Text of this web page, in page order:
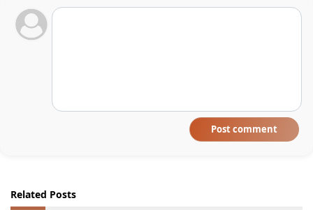
Post comment
Related Posts